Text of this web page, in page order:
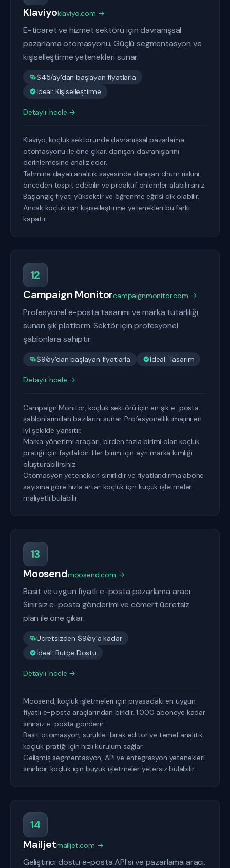
Klaviyoklaviyo.com →
E-ticaret ve hizmet sektörü için davranışsal
pazarlama otomasyonu. Güçlü segmentasyon ve
kişiselleştirme yetenekleri sunar.
$45/ay'dan başlayan fiyatlarla
İdeal: Kişiselleştirme
Detaylı İncele →
Klaviyo, koçluk sektöründe davranışsal pazarlama
otomasyonu ile öne çıkar. danışan davranışlarını
derinlemesine analiz eder.
Tahmine dayalı analitik sayesinde danışan churn riskini
önceden tespit edebilir ve proaktif önlemler alabilirsiniz.
Başlangıç fiyatı yüksektir ve öğrenme eğrisi dik olabilir.
Ancak koçluk için kişiselleştirme yetenekleri bu farkı
kapatır.
12
Campaign Monitorcampaignmonitor.com →
Profesyonel e-posta tasarımı ve marka tutarlılığı
sunan şık platform. Sektör için profesyonel
şablonlara sahiptir.
$9/ay'dan başlayan fiyatlarla İdeal: Tasarım
Detaylı İncele →
Campaign Monitor, koçluk sektörü için en şık e-posta
şablonlarından bazılarını sunar. Profesyonellik imajını en
iyi şekilde yansıtır.
Marka yönetimi araçları, birden fazla birimi olan koçluk
pratiği için faydalıdır. Her birim için ayrı marka kimliği
oluşturabilirsiniz.
Otomasyon yetenekleri sınırlıdır ve fiyatlandırma abone
sayısına göre hızla artar. koçluk için küçük işletmeler
maliyetli bulabilir.
13
Moosendmoosend.com →
Basit ve uygun fiyatlı e-posta pazarlama aracı.
Sınırsız e-posta gönderimi ve cömert ücretsiz
plan ile öne çıkar.
Ücretsizden $9/ay'a kadar
İdeal: Bütçe Dostu
Detaylı İncele →
Moosend, koçluk işletmeleri için piyasadaki en uygun
fiyatlı e-posta araçlarından biridir. 1.000 aboneye kadar
sınırsız e-posta gönderir.
Basit otomasyon, sürükle-bırak editör ve temel analitik
koçluk pratiği için hızlı kurulum sağlar.
Gelişmiş segmentasyon, API ve entegrasyon yetenekleri
sınırlıdır. koçluk için büyük işletmeler yetersiz bulabilir.
14
Mailjetmailjet.com →
Geliştirici dostu e-posta API'si ve pazarlama aracı.